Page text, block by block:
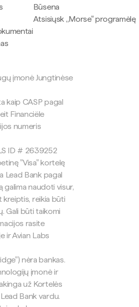
Būsena
Atsisiųsk „Morse" programėlę
įmonė Jungtinėse
kaip CASP pagal
Financiële
numeris
ID # 2639252
"Visa" kortelę
Lead Bank pagal
galima naudoti visur,
kreiptis, reikia būti
Gali būti taikomi
rasite
ir Avian Labs
nėra bankas.
įmonė ir
už Kortelės
Bank vardu.